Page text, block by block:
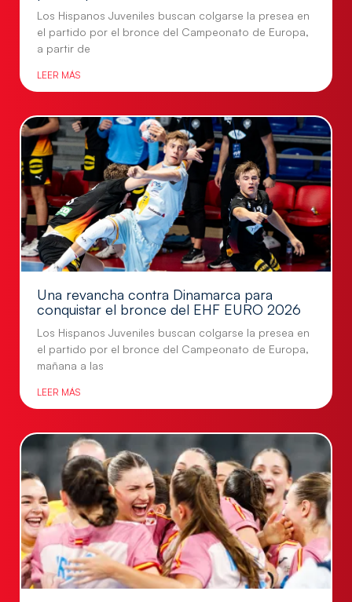
Los Hispanos Juveniles buscan colgarse la presea en
el partido por el bronce del Campeonato de Europa,
a partir de
LEER MÁS
Una revancha contra Dinamarca para
conquistar el bronce del EHF EURO 2026
Los Hispanos Juveniles buscan colgarse la presea en
el partido por el bronce del Campeonato de Europa,
mañana a las
LEER MÁS